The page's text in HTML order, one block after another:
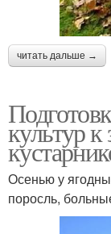
читать дальше →
культур
Осенью у
поросль,